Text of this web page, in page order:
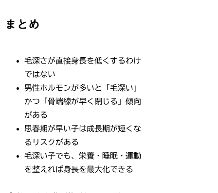
まとめ
毛深さが直接身長を低くするわけ
ではない
男性ホルモンが多いと「毛深い」
かつ「骨端線が早く閉じる」傾向
がある
思春期が早い子は成長期が短くな
るリスクがある
毛深い子でも、栄養・睡眠・運動
を整えれば身長を最大化できる